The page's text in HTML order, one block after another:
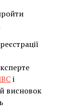
і
висновок